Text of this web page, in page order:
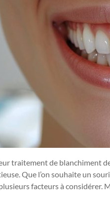
traitement de blanchiment
Que l’on souhaite un
facteurs à considérer.